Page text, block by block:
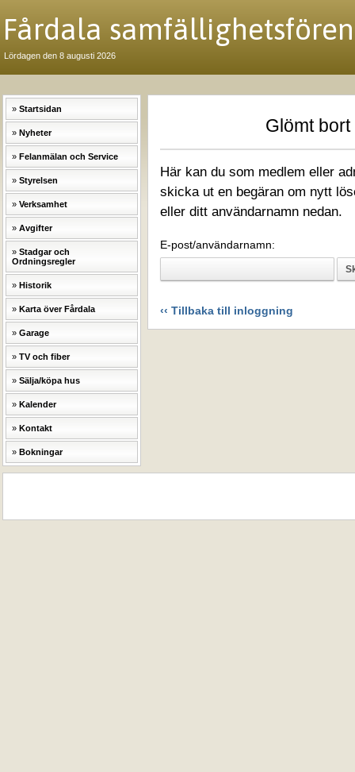
Fårdala
Lördagen den 8 augusti 2026
Startsidan
Nyheter
Felanmälan och Service
Styrelsen
Verksamhet
Avgifter
Stadgar och
Ordningsregler
Historik
Karta över Fårdala
Garage
TV och fiber
Sälja/köpa hus
Kalender
Kontakt
Bokningar
Glömt
Här kan du som medlem eller
skicka ut en begäran om nytt
eller ditt användarnamn nedan.
E-post/användarnamn:
‹‹ Tillbaka till inloggning